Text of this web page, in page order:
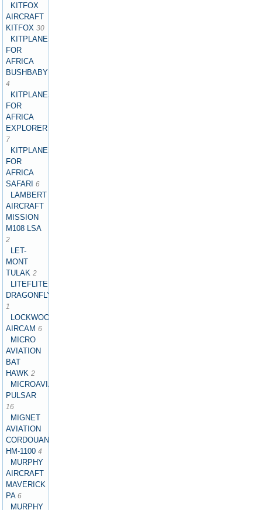
KITFOX
AIRCRAFT
KITFOX 30
KITPLANES
FOR
AFRICA
BUSHBABY
4
KITPLANES
FOR
AFRICA
EXPLORER
7
KITPLANES
FOR
AFRICA
SAFARI
6
LAMBERT
AIRCRAFT
MISSION
M108 LSA
2
LET-
MONT
TULAK 2
LITEFLITE
DRAGONFLY
1
LOCKWOOD
AIRCAM6
MICRO
AVIATION
BAT
HAWK 2
MICROAVIATION
PULSAR
16
MIGNET
AVIATION
CORDOUAN
HM-1100 4
MURPHY
AIRCRAFT
MAVERICK
PA 6
MURPHY